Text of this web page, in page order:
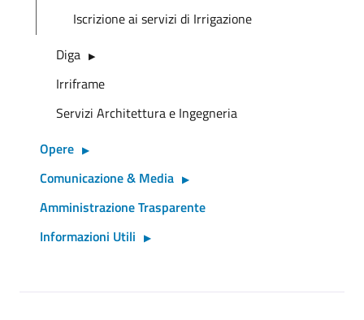
Iscrizione ai servizi di Irrigazione
Diga
Irriframe
Servizi Architettura e Ingegneria
Opere
Comunicazione & Media
Amministrazione Trasparente
Informazioni Utili